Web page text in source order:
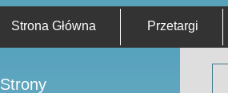
Strona Główna Przetargi
Strony